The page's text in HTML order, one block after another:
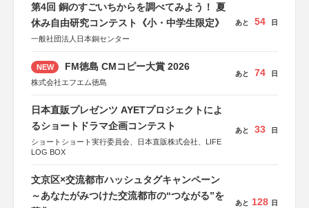
第4回 銅のすごいちからを調べてみよう！ 夏
休み自由研究コンテスト《小・中学生限定》
一般社団法人日本銅センター
あと 54 日
NEW FM徳島 CMコピー大賞 2026
株式会社エフエム徳島
あと 74 日
日本直販プレゼンツ AYETプロジェクトによ
るショートドラマ企画コンテスト
ショートショート実行委員会、日本直販株式会社、LIFE
LOG BOX
あと 33 日
文京区×交流都市ハッシュタグキャンペーン
～あなたがみつけた交流都市の“つながる”を
あと 128 日